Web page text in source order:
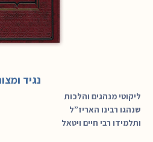
נגיד
ליקוטי מנהגים והלכות
שנהגו רבינו האריז”ל
ותלמידו רבי חיים ויטאל